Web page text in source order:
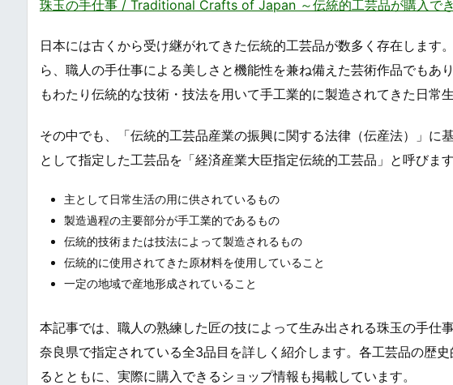
珠玉の手仕事 / Traditional Crafts of Japan ～伝統的工芸品が購入で
日本には古くから受け継がれてきた伝統的工芸品が数多く存在します
ら、職人の手仕事による美しさと機能性を兼ね備えた芸術作品でもあ
もわたり伝統的な技術・技法を用いて手工業的に製造されてきた日常
その中でも、「伝統的工芸品産業の振興に関する法律（伝産法）」に
として指定した工芸品を「経済産業大臣指定伝統的工芸品」と呼びます
主として日常生活の用に供されているもの
製造過程の主要部分が手工業的であるもの
伝統的技術または技法によって製造されるもの
伝統的に使用されてきた原材料を使用していること
一定の地域で産地形成されていること
本記事では、職人の熟練した匠の技によって生み出される珠玉の手仕
奈良県で指定されている全3品目を詳しく紹介します。各工芸品の歴
るとともに、実際に購入できるショップ情報も掲載しています。